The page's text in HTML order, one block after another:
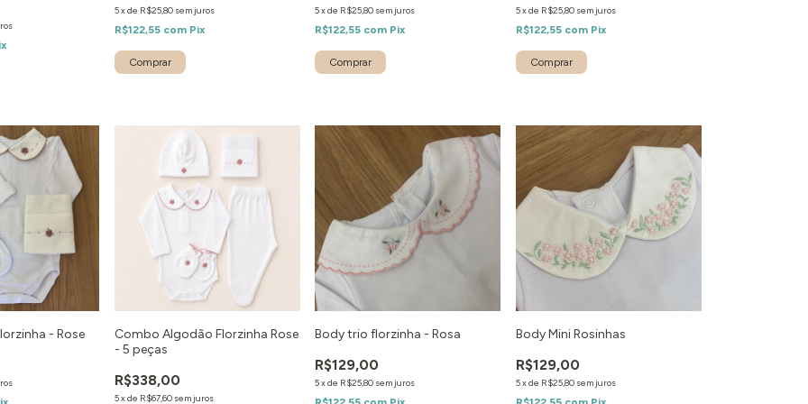
5xde R$25,80 sem juros
R$122,55 com Pix
5xde R$25,80 sem juros
R$122,55 com Pix
5xde R$25,80 sem juros
R$122,55 com Pix
- Rose
Combo Algodão Florzinha Rose
- 5 peças
R$338,00
5xde R$67,60 sem juros
Body trio florzinha - Rosa
R$129,00
5xde R$25,80 sem juros
Body Mini Rosinhas
R$129,00
5xde R$25,80 sem juros